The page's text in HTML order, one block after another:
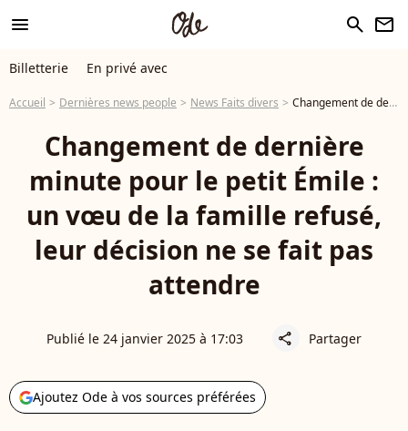
menu search newsletter
Billetterie En privé avec
Accueil Dernières news people News Faits divers Changement de dernière minute pour le petit Émile : un vœu de la famille refusé, leur décision ne se fait pas attendre
Changement de dernière
minute pour le petit Émile :
un vœu de la famille refusé,
leur décision ne se fait pas
attendre
Publié le 24 janvier 2025 à 17:03 share Partager
Ajoutez Ode à vos sources préférées